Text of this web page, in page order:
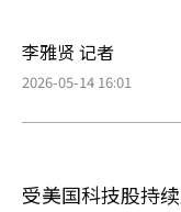
李雅贤 记者
2026-05-14 16:01
受美国科技股持